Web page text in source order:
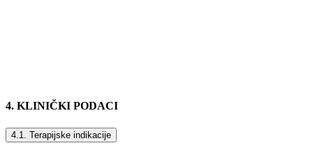
4. KLINIČKI PODACI
4.1. Terapijske indikacije